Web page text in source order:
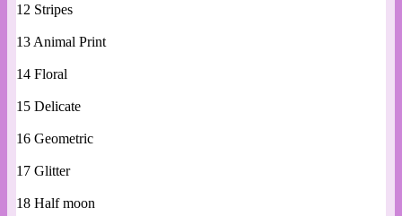
12 Stripes
13 Animal Print
14 Floral
15 Delicate
16 Geometric
17 Glitter
18 Half moon